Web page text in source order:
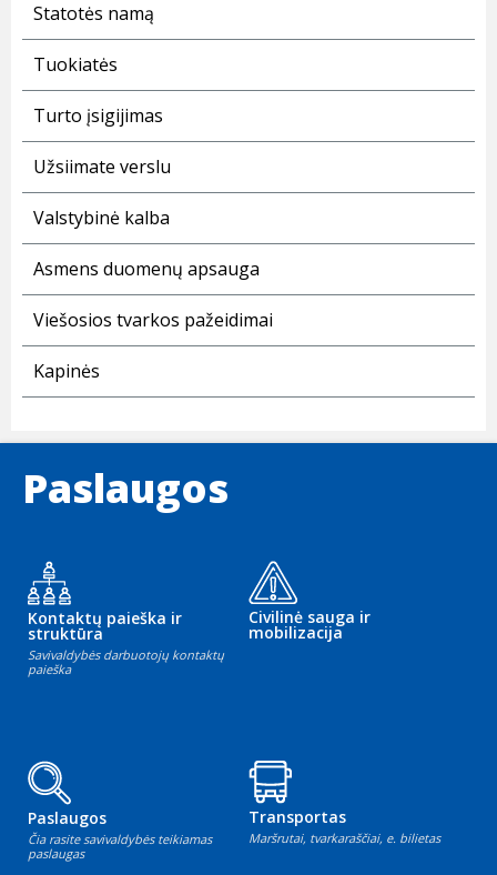
Statotės namą
Tuokiatės
Turto įsigijimas
Užsiimate verslu
Valstybinė kalba
Asmens duomenų apsauga
Viešosios tvarkos pažeidimai
Kapinės
Paslaugos
Kontaktų paieška ir
struktūra
Savivaldybės darbuotojų kontaktų
paieška
Civilinė sauga ir
mobilizacija
Paslaugos
Čia rasite savivaldybės teikiamas
paslaugas
Transportas
Maršrutai, tvarkaraščiai, e. bilietas